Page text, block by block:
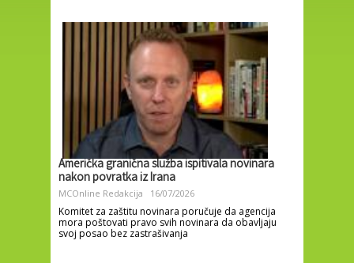
Američka granična služba ispitivala novinara
nakon povratka iz Irana
MCOnline Redakcija 16/07/2026
Komitet za zaštitu novinara poručuje da agencija
mora poštovati pravo svih novinara da obavljaju
svoj posao bez zastrašivanja